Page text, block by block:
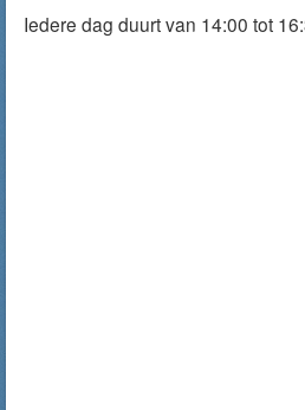
Iedere dag duurt van 14:00 tot